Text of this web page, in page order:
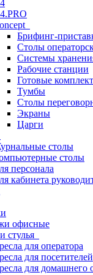
Брифинг-
Столы
Системы
Рабочие станции
Готовые
Тумбы
Столы
Экраны
Царги
столы
столы
персонала
кабинета
офисные
стулья
для оператора
для посетителей
для домашнего